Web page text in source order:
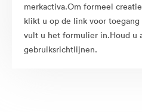
merkactiva.Om formeel
klikt u op de link voor toegang
vult u het formulier in.Houd u
gebruiksrichtlijnen.